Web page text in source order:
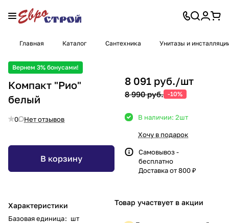
Главная Каталог Сантехника Унитазы и
Вернем 3% бонусами!
Компакт "Рио"
белый
0 Нет отзывов
В корзину
Характеристики
Базовая единица: шт
8 091 руб./шт
8 990 руб. -10%
В наличии: 2шт
Хочу в подарок
Самовывоз -
бесплатно
Доставка от 800 ₽
Товар участвует в акции